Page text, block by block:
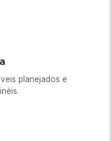
planejados e